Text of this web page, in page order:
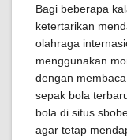
Bagi beberapa
ketertarikan
olahraga
menggunakan
dengan
sepak bola
bola di situs
agar tetap